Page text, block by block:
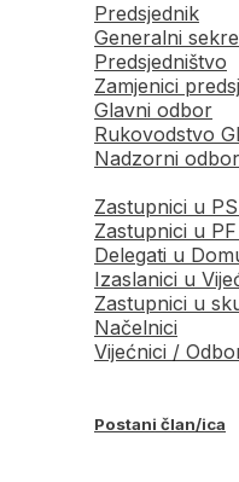
Predsjednik
Generalni
Predsjedništvo
Zamjenici
Glavni odbor
Rukovodstvo
Nadzorni odbor
Zastupnici u
Zastupnici u
Delegati u
Izaslanici u
Zastupnici u
Načelnici
Vijećnici /
Postani član/ica